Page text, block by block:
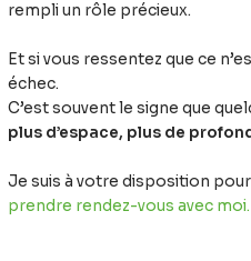
rempli un rôle précieux.
Et si vous ressentez que ce
échec.
C’est souvent le signe que
plus d’espace, plus de
Je suis à votre disposition
prendre rendez-vous avec moi.